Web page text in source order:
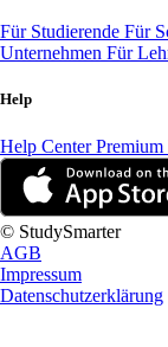
Für Studierende Für
Unternehmen Für
Help
Help Center
© StudySmarter
AGB
Impressum
Datenschutzerklärung